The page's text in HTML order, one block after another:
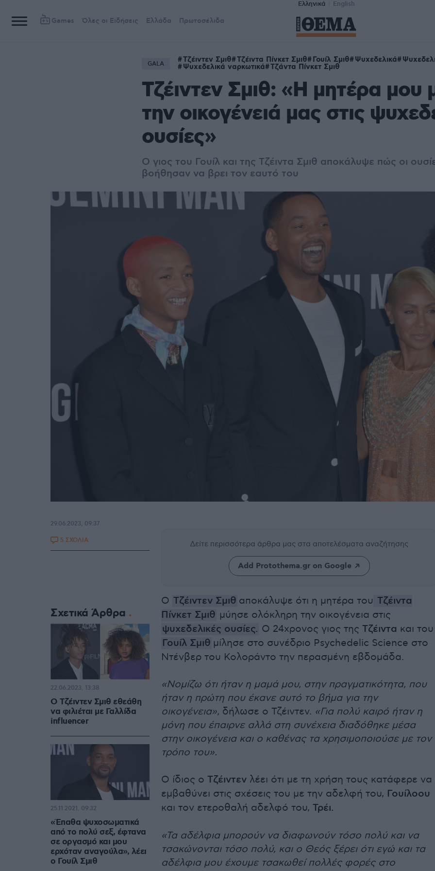
Ελληνικά English
Games Όλες οι Ειδήσεις Ελλάδα Πρωτοσέλιδα
GALA Τζέιντεν Σμιθ Τζέιντα Πίνκετ Σμιθ Γουίλ Σμιθ Ψυχεδελικά
Ψυχεδελικά ναρκωτικά Τζάντα Πίνκετ Σμιθ
Τζέιντεν Σμιθ: «Η μητέρα μου
την οικογένειά μας στις
ουσίες»
Ο γιος του Γουίλ και της Τζέιντα Σμιθ αποκάλυψε πώς οι
βοήθησαν να βρει τον εαυτό του
Δείτε περισσότερα άρθρα μας στα αποτελέσματα αναζήτησης
Add Protothema.gr on Google
Ο Τζέιντεν Σμιθ αποκάλυψε ότι η μητέρα του Τζέιντα
Πίνκετ Σμιθ μύησε ολόκληρη την οικογένεια στις
ψυχεδελικές ουσίες. Ο 24χρονος γιος της Τζέιντα και του
Γουίλ Σμιθ μίλησε στο συνέδριο Psychedelic Science στο
Ντένβερ του Κολοράντο την περασμένη εβδομάδα.
«Νομίζω ότι ήταν η μαμά μου, στην πραγματικότητα, που
ήταν η πρώτη που έκανε αυτό το βήμα για την
οικογένεια», δήλωσε ο Τζέιντεν. «Για πολύ καιρό ήταν η
μόνη που έπαιρνε αλλά στη συνέχεια διαδόθηκε μέσα
στην οικογένεια και ο καθένας τα χρησιμοποιούσε με τον
τρόπο του».
Ο ίδιος ο Τζέιντεν λέει ότι με τη χρήση τους κατάφερε να
εμβαθύνει στις σχέσεις του με την αδελφή του, Γουίλοου
και τον ετεροθαλή αδελφό του, Τρέι.
«Τα αδέλφια μπορούν να διαφωνούν τόσο πολύ και να
τσακώνονται τόσο πολύ, και ο Θεός ξέρει ότι εγώ και τα
αδέλφια μου έχουμε τσακωθεί πολλές φορές στο
29.06.2023, 09:37
5 ΣΧΟΛΙΑ
Σχετικά Άρθρα
Ο Τζέιντεν Σμιθ εθεάθη
να φιλιέται με Γαλλίδα
influencer
22.06.2023, 13:38
«Έπαθα ψυχοσωματικά
από το πολύ σεξ, έφτανα
σε οργασμό και μου
ερχόταν αναγούλα», λέει
ο Γουίλ Σμιθ
25.11.2021, 09:32